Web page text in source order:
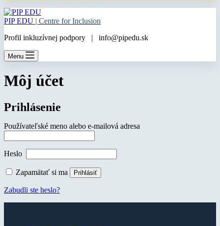
PIP EDU | Centre for Inclusion
Profil inkluzívnej podpory | info@pipedu.sk
Menu
Môj účet
Prihlásenie
Používateľské meno alebo e-mailová adresa
Heslo
Zapamätať si ma Prihlásiť
Zabudli ste heslo?